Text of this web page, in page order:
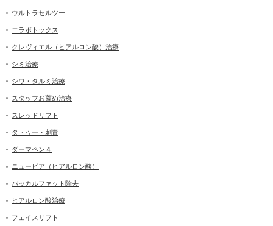
ウルトラセルツー
エラボトックス
クレヴィエル（ヒアルロン酸）治療
シミ治療
シワ・タルミ治療
スタッフお薦め治療
スレッドリフト
タトゥー・刺青
ダーマペン４
ニュービア（ヒアルロン酸）
バッカルファット除去
ヒアルロン酸治療
フェイスリフト